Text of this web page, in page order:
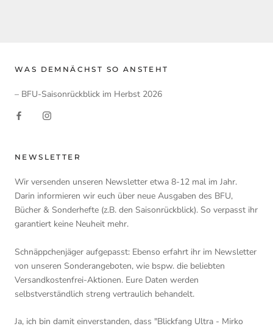
WAS DEMNÄCHST SO ANSTEHT
– BFU-Saisonrückblick im Herbst 2026
NEWSLETTER
Wir versenden unseren Newsletter etwa 8-12 mal im Jahr.
Darin informieren wir euch über neue Ausgaben des BFU,
Bücher & Sonderhefte (z.B. den Saisonrückblick). So verpasst ihr
garantiert keine Neuheit mehr.
Schnäppchenjäger aufgepasst: Ebenso erfahrt ihr im Newsletter
von unseren Sonderangeboten, wie bspw. die beliebten
Versandkostenfrei-Aktionen. Eure Daten werden
selbstverständlich streng vertraulich behandelt.
Ja, ich bin damit einverstanden, dass "Blickfang Ultra - Mirko